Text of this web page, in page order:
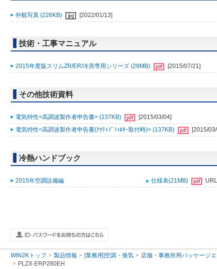
外観写真 (226KB) [2022/01/13]
技術・工事マニュアル
2015年度版スリムZR/ER/冷房専用シリーズ (28MB) [2015/07/21]
その他技術資料
電気特性<高調波製作者申告書> (137KB)
[2015/03/04]
電気特性<高調波製作者申告書(ｱｸﾃｨﾌﾞﾌｨﾙﾀｰ取付時)> (137KB)
[2015/
冷熱ハンドブック
2015年空調設備編 仕様表(21MB)
WIN2Kトップ 製品情報 [業務用]空調・換気
店舗・事務所用パッケージ
PLZX-ERP280EH